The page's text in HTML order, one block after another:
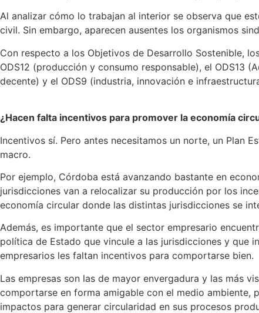
Al analizar cómo lo trabajan al interior se observa que
civil. Sin embargo, aparecen ausentes los organismos
Con respecto a los Objetivos de Desarrollo Sostenible,
ODS12 (producción y consumo responsable), el ODS13
decente) y el ODS9 (industria, innovación e
¿Hacen falta incentivos para promover la economía
Incentivos sí. Pero antes necesitamos un norte, un Plan
macro.
Por ejemplo, Córdoba está avanzando bastante en
jurisdicciones van a relocalizar su producción por los
economía circular donde las distintas jurisdicciones se
Además, es importante que el sector empresario
política de Estado que vincule a las jurisdicciones y que
empresarios les faltan incentivos para comportarse bien.
Las empresas son las de mayor envergadura y las más
comportarse en forma amigable con el medio ambiente,
impactos para generar circularidad en sus procesos